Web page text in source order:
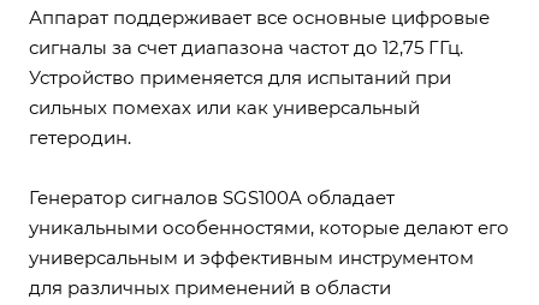
Аппарат поддерживает все основные цифровые
сигналы за счет диапазона частот до 12,75 ГГц.
Устройство применяется для испытаний при
сильных помехах или как универсальный
гетеродин.
Генератор сигналов SGS100A обладает
уникальными особенностями, которые делают его
универсальным и эффективным инструментом
для различных применений в области